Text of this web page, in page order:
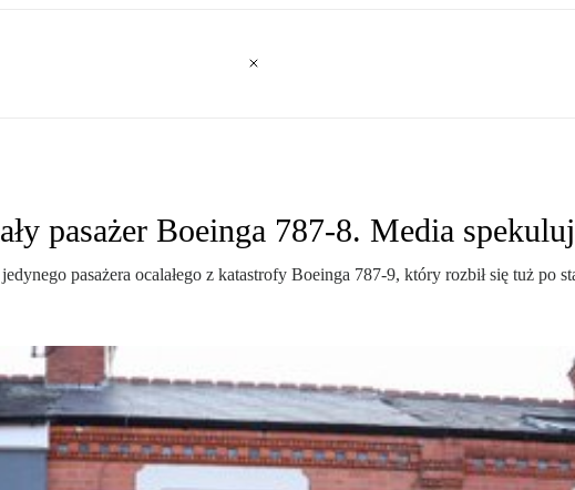
pasażer Boeinga 787-8. Media
pasażera ocalałego z katastrofy Boeinga 787-9, który rozbił się tuż po